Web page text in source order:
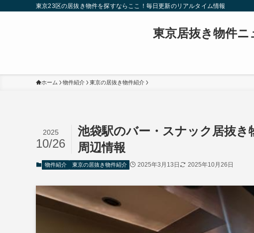
東京23区の居抜き物件を探すならここ！毎日更新のリアルタイム情報
東京居抜き物件
ホーム 物件紹介 東京の居抜き物件紹介
池袋駅のバー・スナック居抜
周辺情報
2025
10/26
物件紹介 東京の居抜き物件紹介 2025年3月13日 2025年10月26日